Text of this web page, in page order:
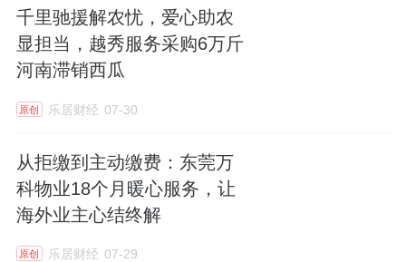
微降22.4万元；融创服务行政总裁曹鸿玲499.3
万元，同比减少188.5万元；
（ 42万元），但绝对水平已难回当年盛况。
头部央企、国企高管的薪酬也未能幸免。
万物云董事长朱保全333.0万元，同比减少
187.9万元；华润万象生活
千里驰援解农忧，爱心助农
显担当，越秀服务采购6万斤
河南滞销西瓜
原创 乐居财经 07-30
从拒缴到主动缴费：东莞万
科物业18个月暖心服务，让
海外业主心结终解
原创 乐居财经 07-29